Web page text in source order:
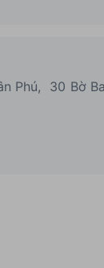
Phú, 30 Bờ